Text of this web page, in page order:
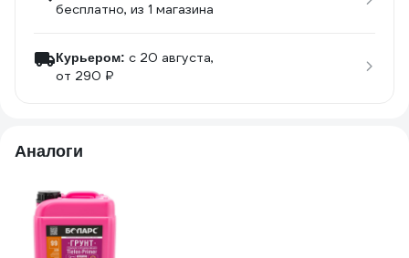
бесплатно, из 1 магазина
Курьером: c 20 августа,
от 290 ₽
Аналоги